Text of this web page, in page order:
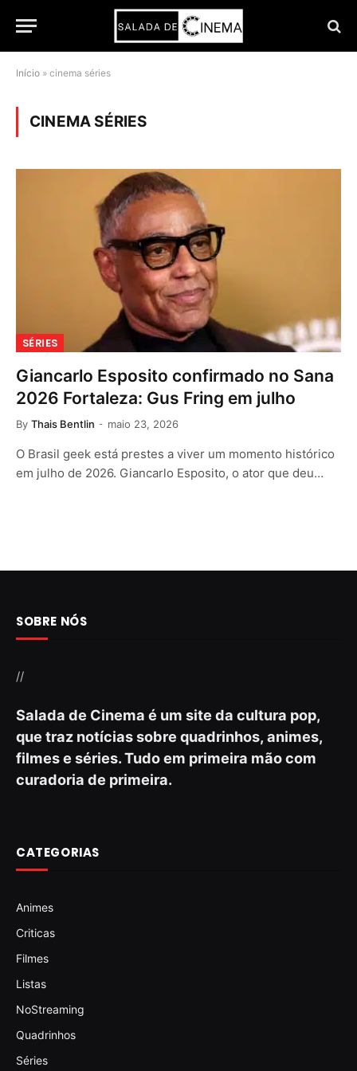
Início » cinema séries
CINEMA SÉRIES
SÉRIES
Giancarlo Esposito confirmado no Sana
2026 Fortaleza: Gus Fring em julho
By Thais Bentlin maio 23, 2026
O Brasil geek está prestes a viver um momento histórico
em julho de 2026. Giancarlo Esposito, o ator que deu…
SOBRE NÓS
//
Salada de Cinema é um site da cultura pop,
que traz notícias sobre quadrinhos, animes,
filmes e séries. Tudo em primeira mão com
curadoria de primeira.
CATEGORIAS
Animes
Criticas
Filmes
Listas
NoStreaming
Quadrinhos
Séries